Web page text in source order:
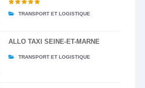
TRANSPORT ET LOGISTIQUE
ALLO TAXI SEINE-ET-MARNE
TRANSPORT ET LOGISTIQUE